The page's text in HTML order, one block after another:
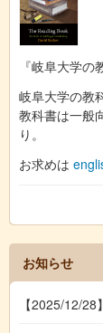
『岐阜大学の
岐阜大学の教
教科書は一般
り。
お求めは
お知らせ
【2025/12/